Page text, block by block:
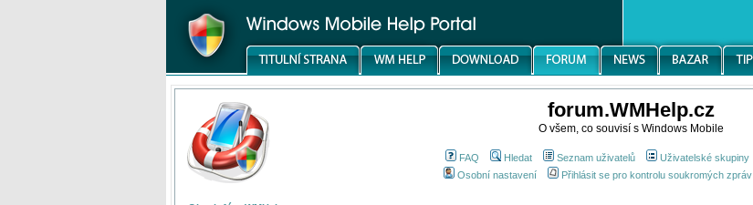
forum.WMHelp.cz
O všem, co souvisí s Windows Mobile
FAQ Hledat Seznam uživatelů Uživatelské skupiny
Osobní nastavení
Přihlásit se pro kontrolu soukromých zpráv